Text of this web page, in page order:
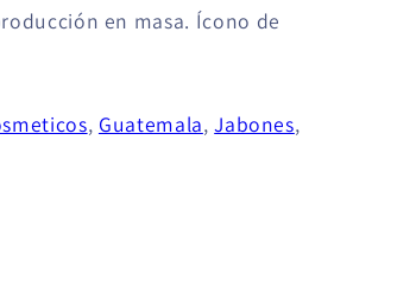
en masa. Ícono de
, Guatemala,Jabones,